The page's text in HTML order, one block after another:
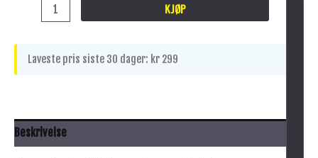
KJØP
Laveste pris siste 30 dager: kr 299
Beskrivelse